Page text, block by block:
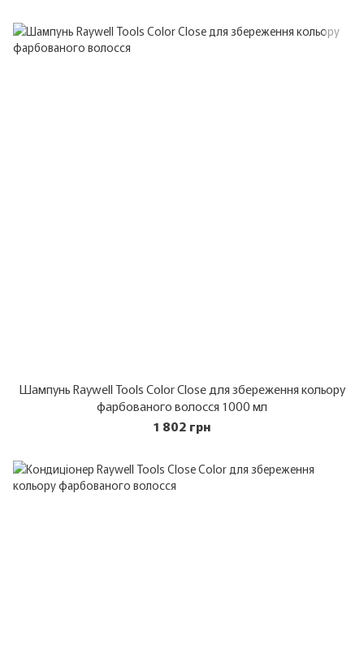
Шампунь Raywell Tools Color Close для збереження кольору
фарбованого волосся 1000 мл
1 802 грн